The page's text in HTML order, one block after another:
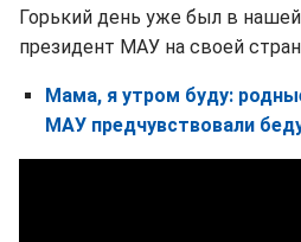
Горький день уже был в
президент МАУ на своей
Мама, я утром буду:
МАУ предчувствовали